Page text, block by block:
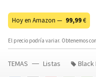
Hoy en Amazon — 99,99€
El precio podría variar. Obtenemos
TEMAS Listas Black